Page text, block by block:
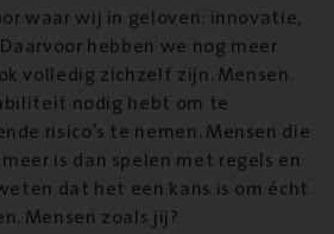
waar wij in geloven: innovatie,
hebben we nog meer
volledig zichzelf zijn. Mensen
nodig hebt om te
risico’s te nemen. Mensen die
is dan spelen met regels en
dat het een kans is om écht
Mensen zoals jij?